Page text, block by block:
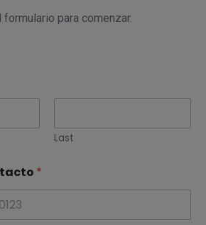
formulario para comenzar.
Last
*